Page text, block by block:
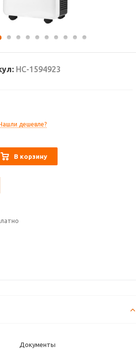
НС-1594923
Нашли дешевле?
В корзину
Документы